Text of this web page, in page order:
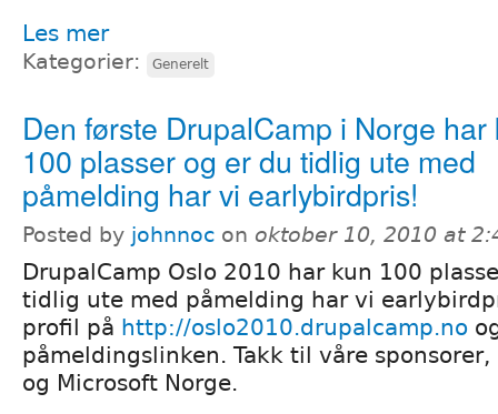
Les mer
Kategorier: Generelt
Den første DrupalCamp i Norge har
100 plasser og er du tidlig ute med
påmelding har vi earlybirdpris!
Posted by johnnoc on oktober 10, 2010 at
DrupalCamp Oslo 2010 har kun 100
tidlig ute med påmelding har vi
profil på http://oslo2010.drupalcamp.no
påmeldingslinken. Takk til våre
og Microsoft Norge.